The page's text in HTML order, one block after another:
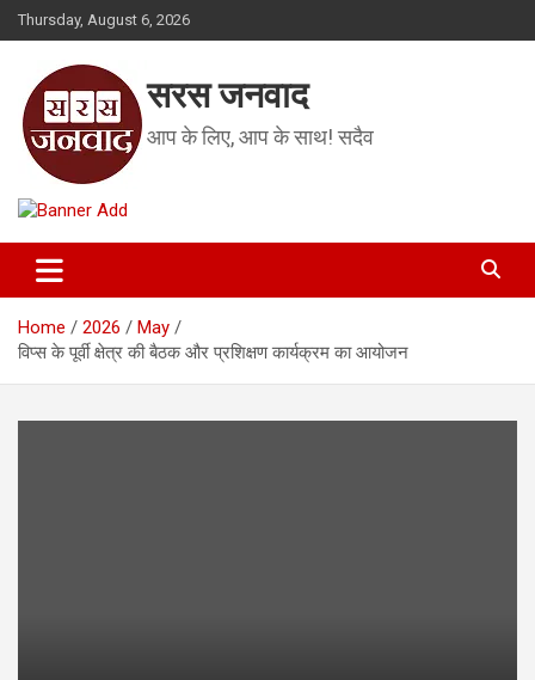
Skip
to
Thursday, August 6, 2026
सरस जनवाद
आप के लिए, आप के साथ! सदैव
Home 2026
May
विप्स के पूर्वी क्षेत्र की बैठक और प्रशिक्षण कार्यक्रम का आयोजन